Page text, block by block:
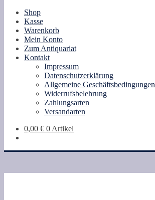
Shop
Kasse
Warenkorb
Mein Konto
Zum Antiquariat
Kontakt
Impressum
Datenschutzerklärung
Allgemeine Geschäftsbedingungen
Widerrufsbelehrung
Zahlungsarten
Versandarten
0,00 € 0 Artikel